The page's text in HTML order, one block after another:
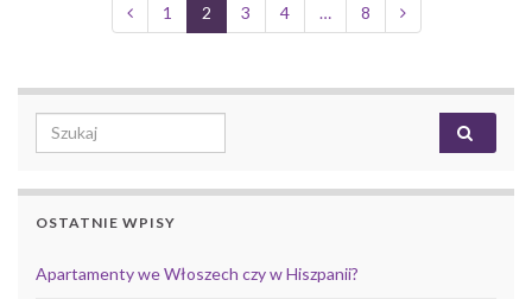
1 2 3 4 … 8
Search for:
OSTATNIE WPISY
Apartamenty we Włoszech czy w Hiszpanii?